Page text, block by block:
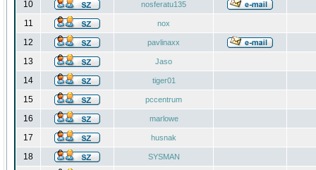
10 nosferatu135
11 nox
12 pavlinaxx
13 Jaso
14 tiger01
15 pccentrum
16 marlowe
17 husnak
18 SYSMAN